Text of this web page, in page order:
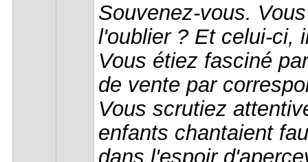
Souvenez-vous.
l'oublier ? Et celui-ci,
Vous étiez fasciné
de vente par
Vous scrutiez
enfants chantaient
dans l'espoir